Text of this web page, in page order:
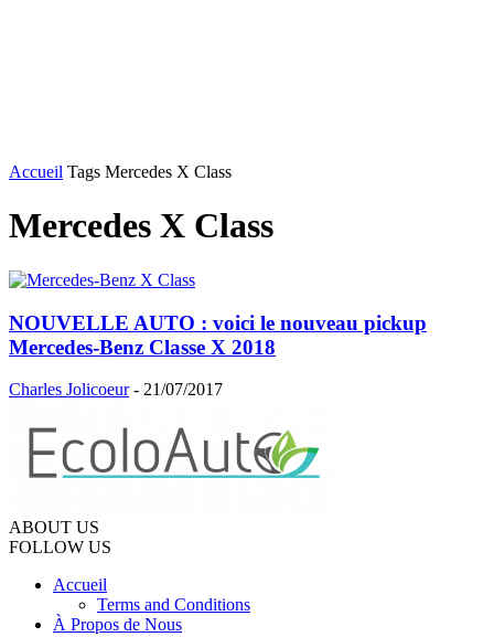
Accueil Tags Mercedes X Class
Mercedes X Class
NOUVELLE AUTO : voici le nouveau pickup
Mercedes-Benz Classe X 2018
Charles Jolicoeur - 21/07/2017
ABOUT US
FOLLOW US
Accueil
Terms and Conditions
À Propos de Nous